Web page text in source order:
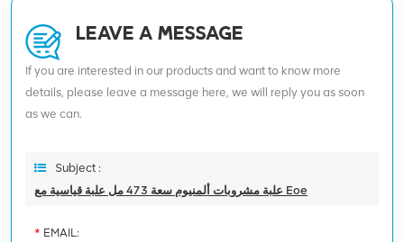
LEAVE A MESSAGE
If you are interested in our products and want to know more
details, please leave a message here, we will reply you as soon
as we can.
Subject :
علبة مشروبات ألمنيوم سعة 473 مل علبة قياسية مع Eoe
* EMAIL: